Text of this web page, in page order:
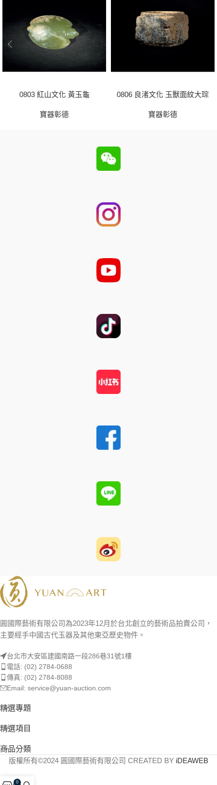
0803 紅山文化 黃玉龜
寶器彰德
0806 良渚文化 玉獸面紋大琮
寶器彰德
圓國際藝術有限公司為2023年12月於台北創立的藝術品拍賣公司，
主要經手中國古代玉器及其他東亞歷史物件。
台北市大安區建國南路一段286巷31號1樓
電話: (02) 2784-0688
傳真: (02) 2784-8088
Email: service@yuan-auction.com
精選專題
精選項目
商品分類
版權所有©2024 圓國際藝術有限公司 CREATED BY iDEAWEB
0